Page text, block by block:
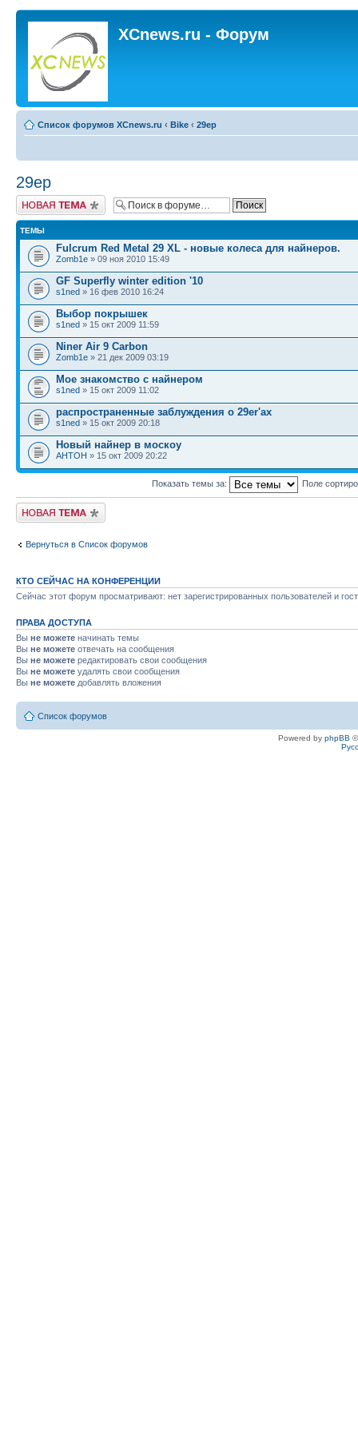
XCnews.ru - Форум
Список форумов XCnews.ru ‹ Bike ‹ 29ер
29ер
Новая тема
ТЕМЫ
Fulcrum Red Metal 29 XL - новые колеса для найнеров.
Zomb1e » 09 ноя 2010 15:49
GF Superfly winter edition '10
s1ned » 16 фев 2010 16:24
Выбор покрышек
s1ned » 15 окт 2009 11:59
Niner Air 9 Carbon
Zomb1e » 21 дек 2009 03:19
Мое знакомство с найнером
s1ned » 15 окт 2009 11:02
распространенные заблуждения о 29er'ах
s1ned » 15 окт 2009 20:18
Новый найнер в москоу
AHTOH » 15 окт 2009 20:22
Показать темы за: Поле
Новая тема
Вернуться в Список форумов
КТО СЕЙЧАС НА КОНФЕРЕНЦИИ
Сейчас этот форум просматривают: нет зарегистрированных пользователей и
ПРАВА ДОСТУПА
Вы не можете начинать темы
Вы не можете отвечать на сообщения
Вы не можете редактировать свои сообщения
Вы не можете удалять свои сообщения
Вы не можете добавлять вложения
Список форумов
Powered by phpBB